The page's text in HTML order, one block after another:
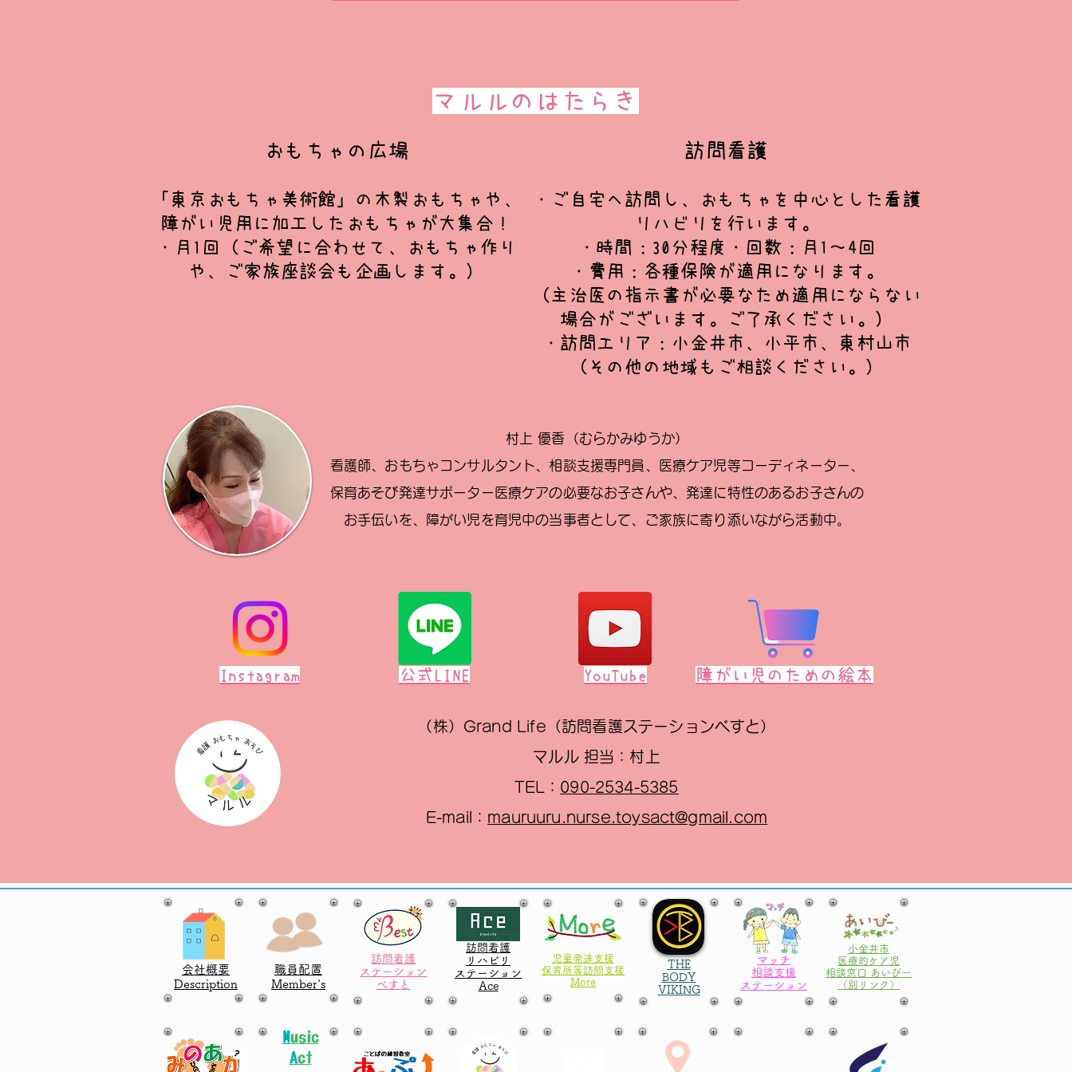
マルルのはたらき
おもちゃの広場
「東京おもちゃ美術館」の木製おもちゃや、
障がい児用に加工したおもちゃが大集合！
・月1回（ご希望に合わせて、おもちゃ作り
や、ご家族座談会も企画します。）
訪問看護
・ご自宅へ訪問し、おもちゃを中心とした看護
リハビリを行います。
・時間：30分程度・回数：月1～4回
・費用：各種保険が適用になります。
（主治医の指示書が必要なため適用にならない
場合がございます。ご了承ください。）
・訪問エリア：小金井市、小平市、東村山市
（その他の地域もご相談ください。）
村上 優香（むらかみゆうか）
看護師、おもちゃコンサルタント、相談支援専門員、医療ケア児等コーディネーター、
保育あそび発達サポーター医療ケアの必要なお子さんや、発達に特性のあるお子さんの
お手伝いを、障がい児を育児中の当事者として、ご家族に寄り添いながら活動中。
Instagram 公式LINE 障がい児のための絵本
YouTube
（株）Grand Life（訪問看護ステーションべすと）
マルル 担当：村上
TEL： 090-2534-5385
E-mail： mauruuru.nurse.toysact@gmail.com
会社概要
Description
職員配置
​Member's
訪問看護
ステーション
べすと
訪問看護
リハビリ
ステーション
​Ace
児童発達支援
​保育所等訪問支援
More
THE
BODY
VIKING
マッチ
相談支援
ステーション
小金井市
医療的ケア児
相談窓口 あいびー
​（別リンク）
Music
Act